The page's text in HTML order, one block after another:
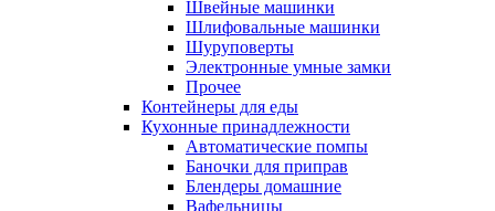
Швейные машинки
Шлифовальные машинки
Шуруповерты
Электронные умные замки
Прочее
Контейнеры для еды
Кухонные принадлежности
Автоматические помпы
Баночки для приправ
Блендеры домашние
Вафельницы